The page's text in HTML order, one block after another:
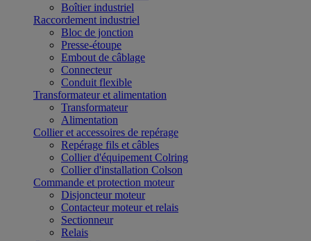
Boîtier industriel
Raccordement industriel
Bloc de jonction
Presse-étoupe
Embout de câblage
Connecteur
Conduit flexible
Transformateur et alimentation
Transformateur
Alimentation
Collier et accessoires de repérage
Repérage fils et câbles
Collier d'équipement Colring
Collier d'installation Colson
Commande et protection moteur
Disjoncteur moteur
Contacteur moteur et relais
Sectionneur
Relais